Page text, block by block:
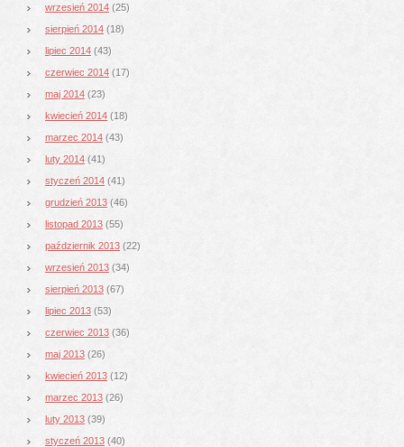
wrzesień 2014 (25)
sierpień 2014 (18)
lipiec 2014 (43)
czerwiec 2014 (17)
maj 2014 (23)
kwiecień 2014 (18)
marzec 2014 (43)
luty 2014 (41)
styczeń 2014 (41)
grudzień 2013 (46)
listopad 2013 (55)
październik 2013 (22)
wrzesień 2013 (34)
sierpień 2013 (67)
lipiec 2013 (53)
czerwiec 2013 (36)
maj 2013 (26)
kwiecień 2013 (12)
marzec 2013 (26)
luty 2013 (39)
styczeń 2013 (40)